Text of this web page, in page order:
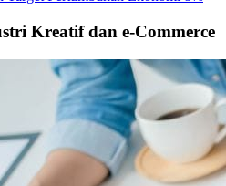
Kreatif dan e-Commerce